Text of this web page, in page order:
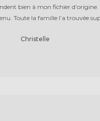
bien à mon fichier d’origine.
Toute la famille l’a trouvée
Christelle